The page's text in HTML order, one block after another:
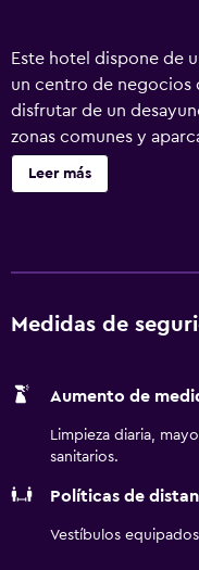
Este hotel dispone de
un centro de negocios
disfrutar de un
zonas comunes y
encontrarás café o té
negocios y una zona
están equipados con
Los servicios para las
(pueden existir
Se ofrece servicio de
ocio y esparcimiento
Leer más
Medidas de
Aumento de
Limpieza diaria,
sanitarios.
Políticas de
Vestíbulos